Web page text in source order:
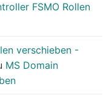
FSMO Rollen
verschieben -
MS Domain